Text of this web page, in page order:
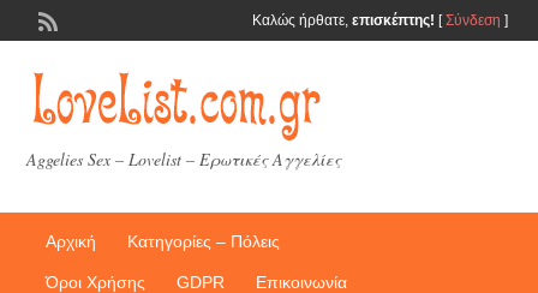
Καλώς ήρθατε, επισκέπτης! [Σύνδεση ]
Aggelies Sex – Lovelist – Ερωτικές Αγγελίες
Αρχική Κατηγορίες – Πόλεις
Όροι Χρήσης GDPR Επικοινωνία